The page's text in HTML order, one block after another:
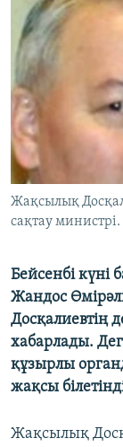
АРНАЙЫ
Русский
ЖАЗЫЛЫҢЫЗ
Басқа
Жақсылық
сақтау
Бейсенбі күні
Жандос
Досқалиевтің
хабарлады.
құзырлы
жақсы
Жақсылық